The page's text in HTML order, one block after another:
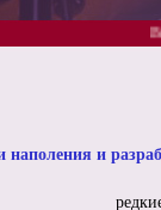
Вышел новый
наполения и